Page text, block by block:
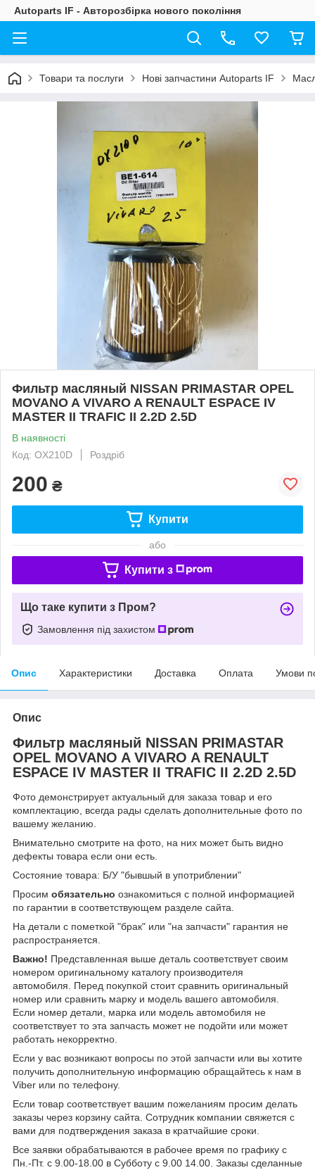
Autoparts IF - Авторозбірка нового покоління
Товари та послуги Нові запчастини Autoparts IF
Фильтр масляный NISSAN PRIMASTAR OPEL
MOVANO A VIVARO A RENAULT ESPACE IV
MASTER II TRAFIC II 2.2D 2.5D
В наявності
Код: OX210D
Роздріб
200 ₴
Купити
або
Купити з
Що таке купити з Пром?
Замовлення під захистом
Опис Характеристики Доставка Оплата Умови
Опис
Фильтр масляный NISSAN PRIMASTAR
OPEL MOVANO A VIVARO A RENAULT
ESPACE IV MASTER II TRAFIC II 2.2D 2.5D
Фото демонстрирует актуальный для заказа товар и его
комплектацию, всегда рады сделать дополнительные фото по
вашему желанию.
Внимательно смотрите на фото, на них может быть видно
дефекты товара если они есть.
Состояние товара: Б/У "бывшый в употриблении"
Просим обязательно ознакомиться с полной информацией
по гарантии в соответствующем разделе сайта.
На детали с пометкой "брак" или "на запчасти" гарантия не
распространяется.
Важно! Представленная выше деталь соответствует своим
номером оригинальному каталогу производителя
автомобиля. Перед покупкой стоит сравнить оригинальный
номер или сравнить марку и модель вашего автомобиля.
Если номер детали, марка или модель автомобиля не
соответствует то эта запчасть может не подойти или может
работать некорректно.
Если у вас возникают вопросы по этой запчасти или вы хотите
получить дополнительную информацию обращайтесь к нам в
Viber или по телефону.
Если товар соответствует вашим пожеланиям просим делать
заказы через корзину сайта. Сотрудник компании свяжется с
вами для подтверждения заказа в кратчайшие сроки.
Все заявки обрабатываются в рабочее время по графику с
Пн.-Пт. с 9.00-18.00 в Субботу с 9.00 14.00. Заказы сделанные